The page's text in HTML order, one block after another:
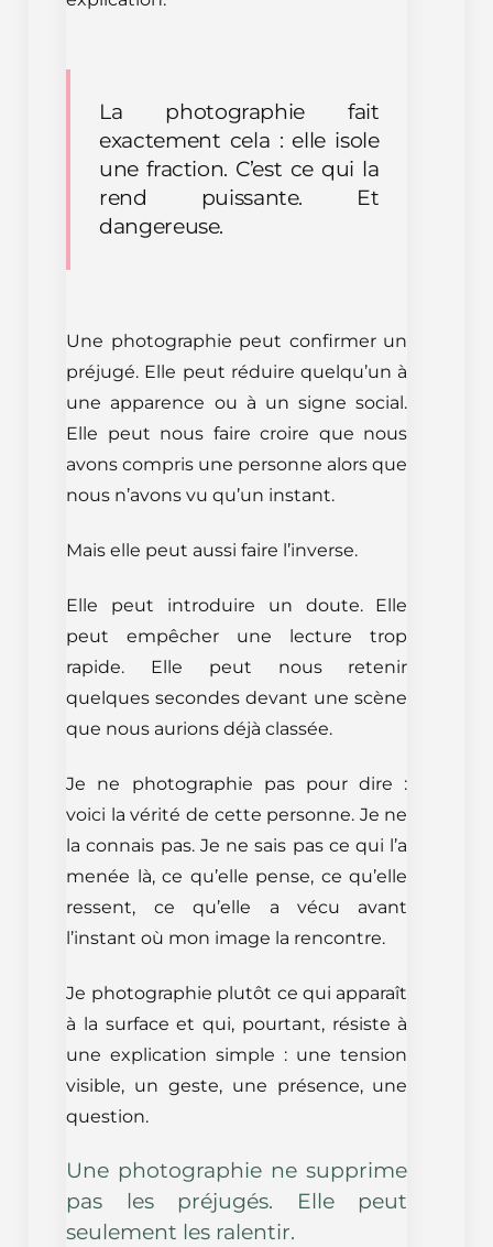
La photographie fait
exactement cela : elle isole
une fraction. C’est ce qui la
rend puissante. Et
dangereuse.
Une photographie peut confirmer un
préjugé. Elle peut réduire quelqu’un à
une apparence ou à un signe social.
Elle peut nous faire croire que nous
avons compris une personne alors que
nous n’avons vu qu’un instant.
Mais elle peut aussi faire l’inverse.
Elle peut introduire un doute. Elle
peut empêcher une lecture trop
rapide. Elle peut nous retenir
quelques secondes devant une scène
que nous aurions déjà classée.
Je ne photographie pas pour dire :
voici la vérité de cette personne. Je ne
la connais pas. Je ne sais pas ce qui l’a
menée là, ce qu’elle pense, ce qu’elle
ressent, ce qu’elle a vécu avant
l’instant où mon image la rencontre.
Je photographie plutôt ce qui apparaît
à la surface et qui, pourtant, résiste à
une explication simple : une tension
visible, un geste, une présence, une
question.
Une photographie ne supprime
pas les préjugés. Elle peut
seulement les ralentir.